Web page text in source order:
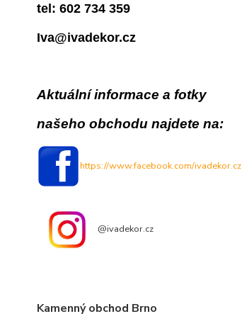
tel: 602 734 359
Iva@ivadekor.cz
Aktuální informace a fotky
našeho obchodu najdete na:
https://www.facebook.com/ivadekor.cz
@ivadekor.cz
Kamenný obchod Brno